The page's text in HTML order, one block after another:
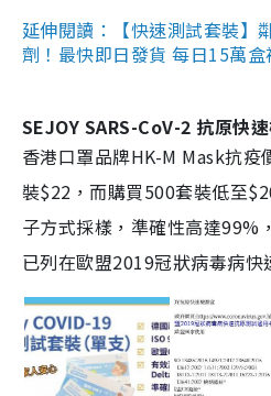
延伸閱讀：【快速測試套裝】
劑！最快即日發貨 每日15萬盒
SEJOY SARS-CoV-2 抗原快
香港口罩品牌HK-M Mask抗疫
裝$22，而購買500套裝低至
子方式採樣，準確性高達99%
已列在歐盟2019冠狀病毒病快